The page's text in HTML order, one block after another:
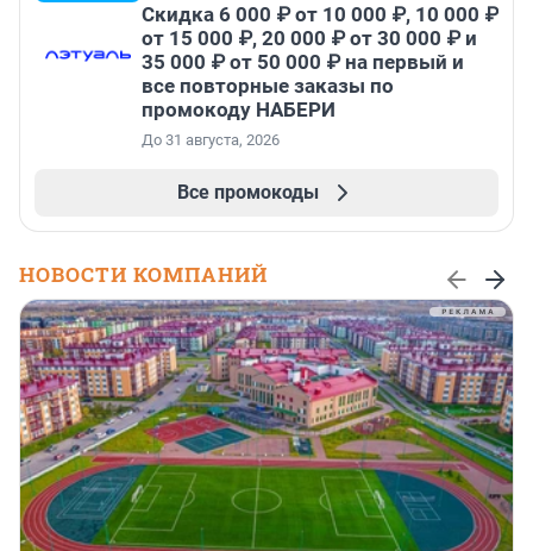
Скидка 6 000 ₽ от 10 000 ₽, 10 000 ₽
от 15 000 ₽, 20 000 ₽ от 30 000 ₽ и
35 000 ₽ от 50 000 ₽ на первый и
все повторные заказы по
промокоду НАБЕРИ
До 31 августа, 2026
Все промокоды
НОВОСТИ КОМПАНИЙ